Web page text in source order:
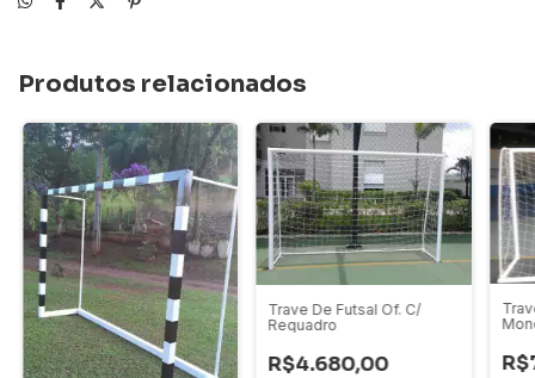
Produtos relacionados
Trave De Futsal Of. C/
Requadro
R$4.680,00